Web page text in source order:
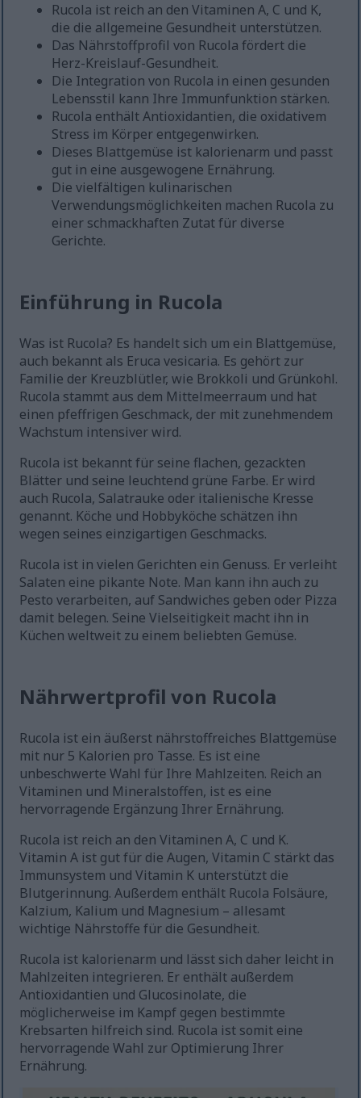
Rucola ist reich an den Vitaminen A, C und K,
die die allgemeine Gesundheit unterstützen.
Das Nährstoffprofil von Rucola fördert die
Herz-Kreislauf-Gesundheit.
Die Integration von Rucola in einen gesunden
Lebensstil kann Ihre Immunfunktion stärken.
Rucola enthält Antioxidantien, die oxidativem
Stress im Körper entgegenwirken.
Dieses Blattgemüse ist kalorienarm und passt
gut in eine ausgewogene Ernährung.
Die vielfältigen kulinarischen
Verwendungsmöglichkeiten machen Rucola zu
einer schmackhaften Zutat für diverse
Gerichte.
Einführung in Rucola
Was ist Rucola? Es handelt sich um ein Blattgemüse,
auch bekannt als Eruca vesicaria. Es gehört zur
Familie der Kreuzblütler, wie Brokkoli und Grünkohl.
Rucola stammt aus dem Mittelmeerraum und hat
einen pfeffrigen Geschmack, der mit zunehmendem
Wachstum intensiver wird.
Rucola ist bekannt für seine flachen, gezackten
Blätter und seine leuchtend grüne Farbe. Er wird
auch Rucola, Salatrauke oder italienische Kresse
genannt. Köche und Hobbyköche schätzen ihn
wegen seines einzigartigen Geschmacks.
Rucola ist in vielen Gerichten ein Genuss. Er verleiht
Salaten eine pikante Note. Man kann ihn auch zu
Pesto verarbeiten, auf Sandwiches geben oder Pizza
damit belegen. Seine Vielseitigkeit macht ihn in
Küchen weltweit zu einem beliebten Gemüse.
Nährwertprofil von Rucola
Rucola ist ein äußerst nährstoffreiches Blattgemüse
mit nur 5 Kalorien pro Tasse. Es ist eine
unbeschwerte Wahl für Ihre Mahlzeiten. Reich an
Vitaminen und Mineralstoffen, ist es eine
hervorragende Ergänzung Ihrer Ernährung.
Rucola ist reich an den Vitaminen A, C und K.
Vitamin A ist gut für die Augen, Vitamin C stärkt das
Immunsystem und Vitamin K unterstützt die
Blutgerinnung. Außerdem enthält Rucola Folsäure,
Kalzium, Kalium und Magnesium – allesamt
wichtige Nährstoffe für die Gesundheit.
Rucola ist kalorienarm und lässt sich daher leicht in
Mahlzeiten integrieren. Er enthält außerdem
Antioxidantien und Glucosinolate, die
möglicherweise im Kampf gegen bestimmte
Krebsarten hilfreich sind. Rucola ist somit eine
hervorragende Wahl zur Optimierung Ihrer
Ernährung.